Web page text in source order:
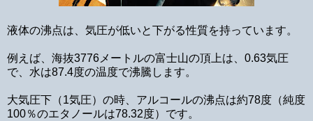
液体の沸点は、気圧が低いと下がる性質を持っています。
例えば、海抜3776メートルの富士山の頂上は、0.63気圧
で、水は87.4度の温度で沸騰します。
大気圧下（1気圧）の時、アルコールの沸点は約78度（純度
100％のエタノールは78.32度）です。